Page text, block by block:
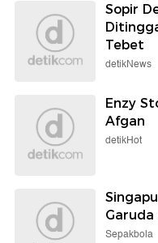
Sopir
Tebet
detikNews
Enzy
Afgan
detikHot
Garuda
Sepakbola